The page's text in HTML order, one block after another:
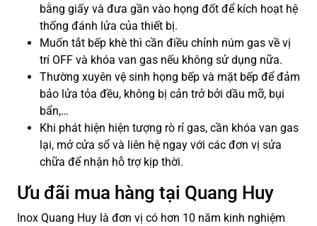
bằng giấy và đưa gần vào họng đốt để kích hoạt hệ
thống đánh lửa của thiết bị.
Muốn tắt bếp khè thì cần điều chỉnh núm gas về vị
trí OFF và khóa van gas nếu không sử dụng nữa.
Thường xuyên vệ sinh họng bếp và mặt bếp để đảm
bảo lửa tỏa đều, không bị cản trở bởi dầu mỡ, bụi
bẩn,…
Khi phát hiện hiện tượng rò rỉ gas, cần khóa van gas
lại, mở cửa sổ và liên hệ ngay với các đơn vị sửa
chữa để nhận hỗ trợ kịp thời.
Ưu đãi mua hàng tại Quang Huy
Inox Quang Huy là đơn vị có hơn 10 năm kinh nghiệm